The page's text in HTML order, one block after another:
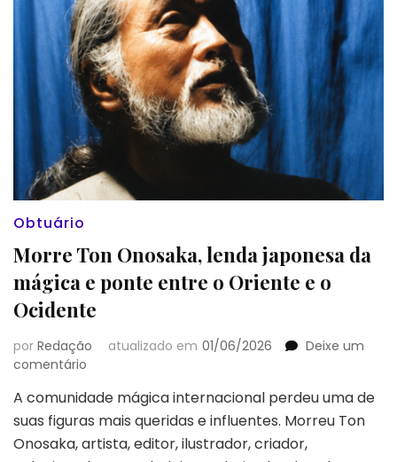
Obtuário
Morre Ton Onosaka, lenda japonesa da
mágica e ponte entre o Oriente e o
Ocidente
por Redação atualizado em 01/06/2026
Deixe um
comentário
Ton
Onosaka,
lenda
japonesa
A comunidade mágica internacional perdeu uma de
suas figuras mais queridas e influentes. Morreu Ton
Onosaka, artista, editor, ilustrador, criador,